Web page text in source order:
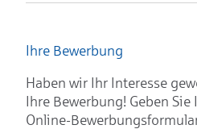
Ihre Bewerbung
Haben wir Ihr Interesse
Ihre Bewerbung! Geben
Online-